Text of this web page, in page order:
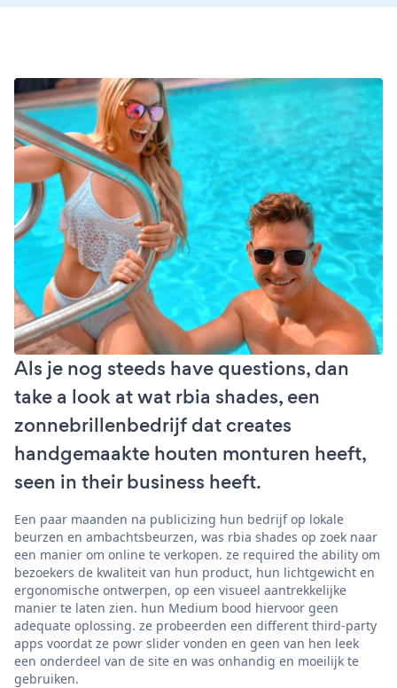
Als je nog steeds have questions, dan
take a look at wat rbia shades, een
zonnebrillenbedrijf dat creates
handgemaakte houten monturen heeft,
seen in their business heeft.
Een paar maanden na publicizing hun bedrijf op lokale
beurzen en ambachtsbeurzen, was rbia shades op zoek naar
een manier om online te verkopen. ze required the ability om
bezoekers de kwaliteit van hun product, hun lichtgewicht en
ergonomische ontwerpen, op een visueel aantrekkelijke
manier te laten zien. hun Medium bood hiervoor geen
adequate oplossing. ze probeerden een different third-party
apps voordat ze powr slider vonden en geen van hen leek
een onderdeel van de site en was onhandig en moeilijk te
gebruiken.